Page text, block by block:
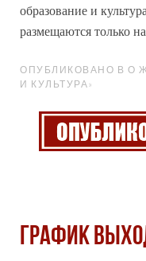
образование и
размещаются только
ОПУБЛИКОВАНО В О
И КУЛЬТУРА»
График